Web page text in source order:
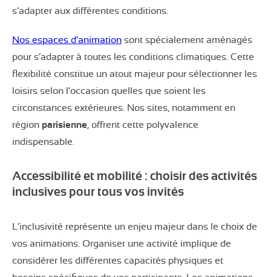
s’adapter aux différentes conditions.
Nos espaces d’animation sont spécialement aménagés
pour s’adapter à toutes les conditions climatiques. Cette
flexibilité constitue un atout majeur pour sélectionner les
loisirs selon l’occasion quelles que soient les
circonstances extérieures. Nos sites, notamment en
région parisienne , offrent cette polyvalence
indispensable.
Accessibilité et mobilité : choisir des activités
inclusives pour tous vos invités
L’inclusivité représente un enjeu majeur dans le choix de
vos animations. Organiser une activité implique de
considérer les différentes capacités physiques et